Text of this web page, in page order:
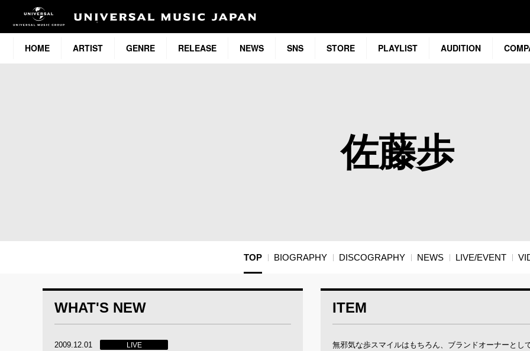
HOME ARTIST GENRE RELEASE NEWS SNS STORE PLAYLIST AUDITION
佐藤歩
TOP BIOGRAPHY DISCOGRAPHY NEWS LIVE/EVENT
WHAT'S NEW
2009.12.01 LIVE
ITEM
無邪気な歩スマイルはもちろん、ブランドオーナーとし